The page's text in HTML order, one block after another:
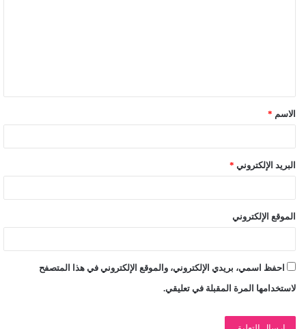
ق
*
الاسم *
البريد الإلكتروني *
الموقع الإلكتروني
احفظ اسمي، بريدي الإلكتروني، والموقع الإلكتروني في هذا المتصفح
لاستخدامها المرة المقبلة في تعليقي.